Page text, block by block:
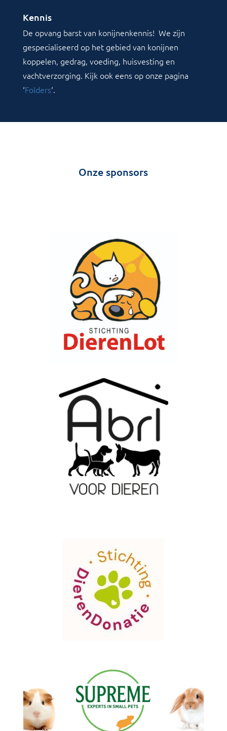
Kennis
De opvang barst van konijnenkennis! We zijn
gespecialiseerd op het gebied van konijnen
koppelen, gedrag, voeding, huisvesting en
vachtverzorging. Kijk ook eens op onze pagina
‘Folders‘.
Onze sponsors